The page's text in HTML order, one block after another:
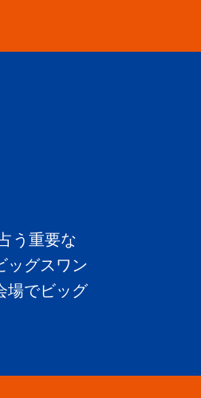
う重要な
ッグスワン
場でビッグ